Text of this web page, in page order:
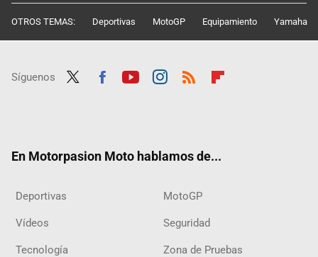
OTROS TEMAS: Deportivas MotoGP Equipamiento Yamaha
Síguenos
En Motorpasion Moto hablamos de...
Deportivas MotoGP
Vídeos Seguridad
Tecnología Zona de Pruebas